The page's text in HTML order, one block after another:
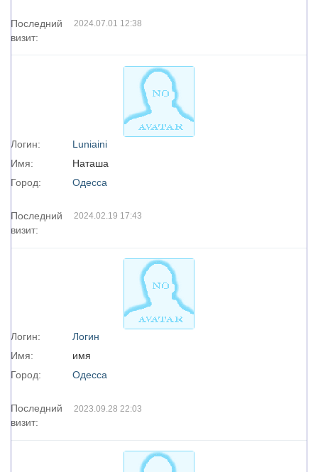
Последний
визит:
2024.07.01 12:38
Логин:
Luniaini
Имя:
Наташа
Город:
Одесса
Последний
визит:
2024.02.19 17:43
Логин:
Лoгин
Имя:
имя
Город:
Одесса
Последний
визит:
2023.09.28 22:03